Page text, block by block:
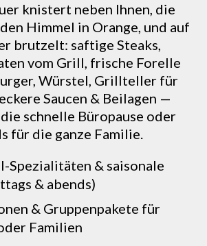
knistert neben Ihnen, die
Himmel in Orange, und auf
brutzelt: saftige Steaks,
vom Grill, frische Forelle
Würstel, Grillteller für
Saucen & Beilagen —
schnelle Büropause oder
für die ganze Familie.
Spezialitäten & saisonale
& abends)
& Gruppenpakete für
Familien